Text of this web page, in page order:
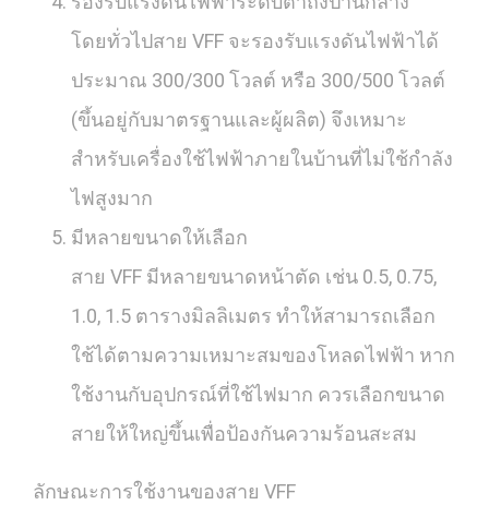
โดยทั่วไปสาย VFF จะรองรับแรงดันไฟฟ้าได้
ประมาณ 300/300 โวลต์ หรือ 300/500 โวลต์
(ขึ้นอยู่กับมาตรฐานและผู้ผลิต) จึงเหมาะ
สำหรับเครื่องใช้ไฟฟ้าภายในบ้านที่ไม่ใช้กำลัง
ไฟสูงมาก
มีหลายขนาดให้เลือก
สาย VFF มีหลายขนาดหน้าตัด เช่น 0.5, 0.75,
1.0, 1.5 ตารางมิลลิเมตร ทำให้สามารถเลือก
ใช้ได้ตามความเหมาะสมของโหลดไฟฟ้า หาก
ใช้งานกับอุปกรณ์ที่ใช้ไฟมาก ควรเลือกขนาด
สายให้ใหญ่ขึ้นเพื่อป้องกันความร้อนสะสม
ลักษณะการใช้งานของสาย VFF